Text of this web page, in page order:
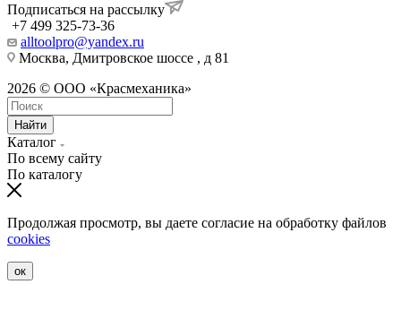
Подписаться на рассылку
+7 499 325-73-36
alltoolpro@yandex.ru
Москва, Дмитровское шоссе , д 81
2026 © ООО «Красмеханика»
Найти
Каталог
По всему сайту
По каталогу
Продолжая просмотр, вы даете согласие на обработку файлов
cookies
ок